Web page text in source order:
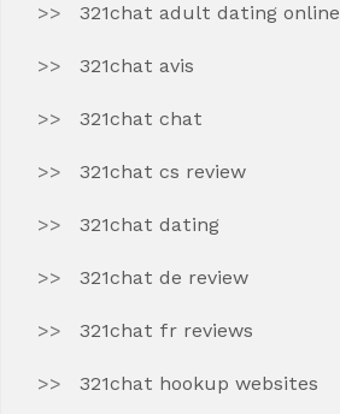
321chat adult dating online
321chat avis
321chat chat
321chat cs review
321chat dating
321chat de review
321chat fr reviews
321chat hookup websites